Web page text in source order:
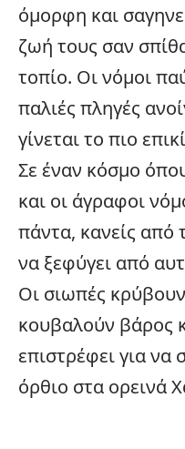
όμορφη και
ζωή τους σαν
τοπίο. Οι νόμοι
παλιές πληγές
γίνεται το πιο
Σε έναν κόσμο
και οι άγραφοι
πάντα, κανείς από
να ξεφύγει από
Οι σιωπές κρύβουν
κουβαλούν βάρος
επιστρέφει για να
όρθιο στα ορεινά